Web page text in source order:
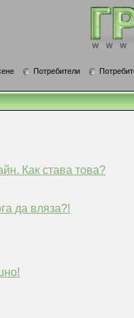
Потребители
Как става това?
да вляза?!